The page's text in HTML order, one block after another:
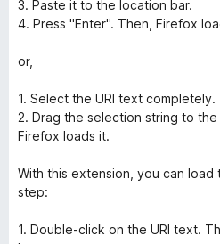
3. Paste it to the location bar.
4. Press "Enter". Then, Firefox
or,
1. Select the URI text completely.
2. Drag the selection string to
Firefox loads it.
With this extension, you can load
step:
1. Double-click on the URI text.